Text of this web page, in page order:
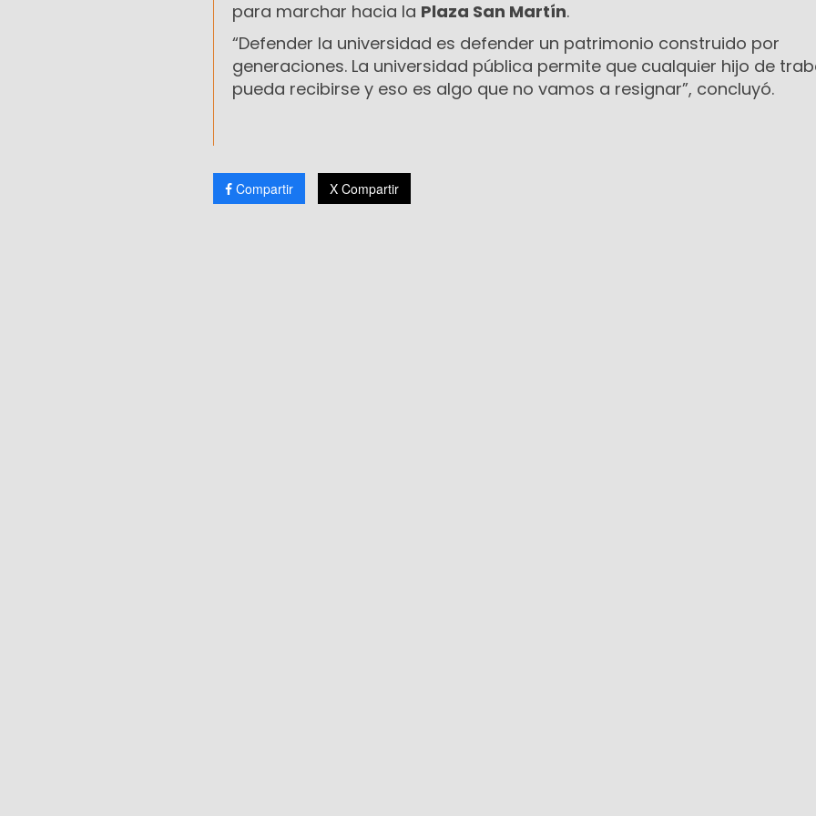
para marchar hacia la Plaza San Martín.
“Defender la universidad es defender un patrimonio construido por
generaciones. La universidad pública permite que cualquier hijo de
pueda recibirse y eso es algo que no vamos a resignar”, concluyó.
Compartir X Compartir